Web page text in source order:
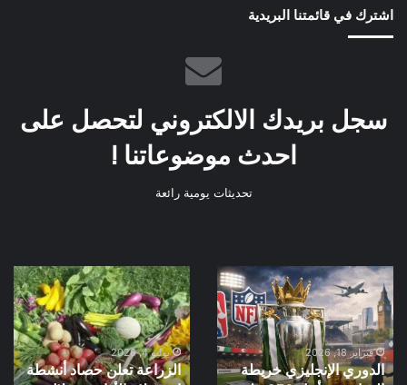
اشترك في قائمتنا البريدية
سجل بريدك الالكتروني لتحصل على
احدث موضوعاتنا !
تحديثات يومية رائعة
الدوري
الإنجليزي
خريطة
العوائد
من
أجل
فبراير 18, 2026
الدوري الإنجليزي خريطة
الزراعة
تعلن
حصاد
أنشطة
استصلاح
الأراضي
يوليو 4, 2026
الزراعة تعلن حصاد أنشطة